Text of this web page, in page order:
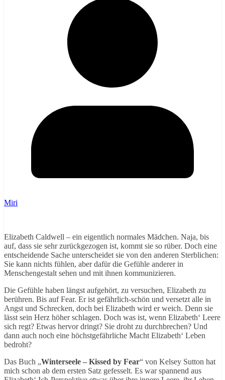
Miri
Elizabeth Caldwell – ein eigentlich normales Mädchen. Naja, bis
auf, dass sie sehr zurückgezogen ist, kommt sie so rüber. Doch eine
entscheidende Sache unterscheidet sie von den anderen Sterblichen:
Sie kann nichts fühlen, aber dafür die Gefühle anderer in
Menschengestalt sehen und mit ihnen kommunizieren.
Die Gefühle haben längst aufgehört, zu versuchen, Elizabeth zu
berühren. Bis auf Fear. Er ist gefährlich-schön und versetzt alle in
Angst und Schrecken, doch bei Elizabeth wird er weich. Denn sie
lässt sein Herz höher schlagen. Doch was ist, wenn Elizabeth‘ Leere
sich regt? Etwas hervor dringt? Sie droht zu durchbrechen? Und
dann auch noch eine höchstgefährliche Macht Elizabeth‘ Leben
bedroht?
Das Buch „Winterseele – Kissed by Fear“ von Kelsey Sutton hat
mich schon ab dem ersten Satz gefesselt. Es war spannend aus